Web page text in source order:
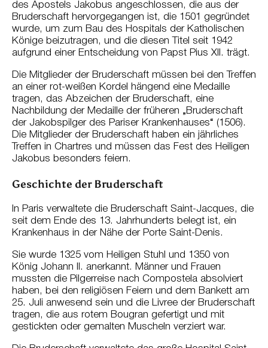
des Apostels Jakobus angeschlossen, die aus der
Bruderschaft hervorgegangen ist, die 1501 gegründet
wurde, um zum Bau des Hospitals der Katholischen
Könige beizutragen, und die diesen Titel seit 1942
aufgrund einer Entscheidung von Papst Pius XII. trägt.
Die Mitglieder der Bruderschaft müssen bei den Treffen
an einer rot-weißen Kordel hängend eine Medaille
tragen, das Abzeichen der Bruderschaft, eine
Nachbildung der Medaille der früheren „Bruderschaft
der Jakobspilger des Pariser Krankenhauses“ (1506).
Die Mitglieder der Bruderschaft haben ein jährliches
Treffen in Chartres und müssen das Fest des Heiligen
Jakobus besonders feiern.
Geschichte der Bruderschaft
In Paris verwaltete die Bruderschaft Saint-Jacques, die
seit dem Ende des 13. Jahrhunderts belegt ist, ein
Krankenhaus in der Nähe der Porte Saint-Denis.
Sie wurde 1325 vom Heiligen Stuhl und 1350 von
König Johann II. anerkannt. Männer und Frauen
mussten die Pilgerreise nach Compostela absolviert
haben, bei den religiösen Feiern und dem Bankett am
25. Juli anwesend sein und die Livree der Bruderschaft
tragen, die aus rotem Bougran gefertigt und mit
gestickten oder gemalten Muscheln verziert war.